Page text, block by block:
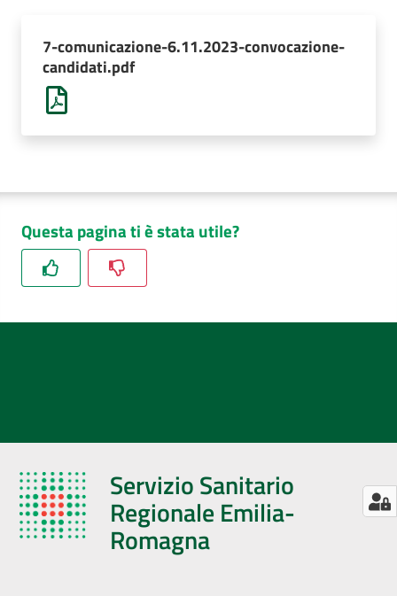
7-comunicazione-6.11.2023-convocazione-
candidati.pdf
Questa pagina ti è stata utile?
Servizio Sanitario
Regionale Emilia-
Romagna